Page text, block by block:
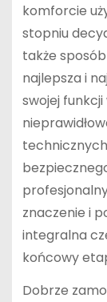
komforcie
stopniu
także
najlepsza i
swojej funkcji
technicznych
znaczenie i
integralna
końcowy
Dobrze